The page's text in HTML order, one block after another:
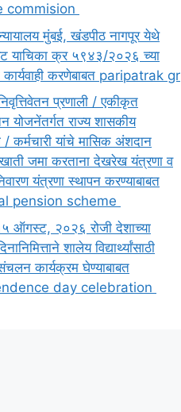
commision
मुंबई, खंडपीठ नागपूर येथे
याचिका क्र ५९४३/२०२६ च्या
करणेबाबत paripatrak gr
निवृत्तिवेतन प्रणाली / एकीकृत
योजनेंतर्गत राज्य शासकीय
/ कर्मचारी यांचे मासिक अंशदान
जमा करताना देखरेख यंत्रणा व
यंत्रणा स्थापन करण्याबाबत
pension scheme
ऑगस्ट, २०२६ रोजी देशाच्या
शालेय विद्यार्थ्यांसाठी
कार्यक्रम घेण्याबाबत
day celebration